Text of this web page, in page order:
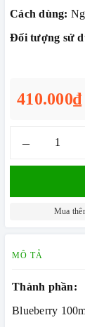
Cách dùng:
Đối tượng sử
410.000₫
–
Mua
MÔ TẢ
Thành phần:
Blueberry